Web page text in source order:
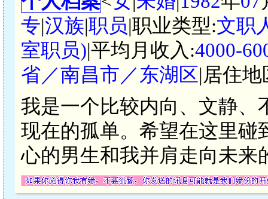
专|汉族|职员|职业类型:文职
室职员)|平均月收入:4000-
省／南昌市／东湖区|居住地
我是一个比较内向、文静、
现在的孤单。希望在这里碰
心的男生和我并肩走向未来